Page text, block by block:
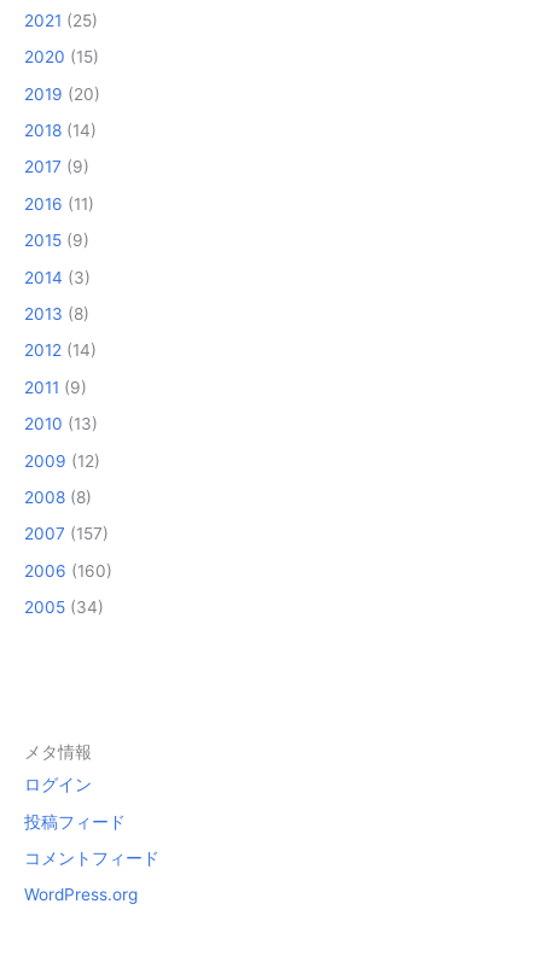
2021 (25)
2020 (15)
2019 (20)
2018 (14)
2017 (9)
2016 (11)
2015 (9)
2014 (3)
2013 (8)
2012 (14)
2011 (9)
2010 (13)
2009 (12)
2008 (8)
2007 (157)
2006 (160)
2005 (34)
メタ情報
ログイン
投稿フィード
コメントフィード
WordPress.org